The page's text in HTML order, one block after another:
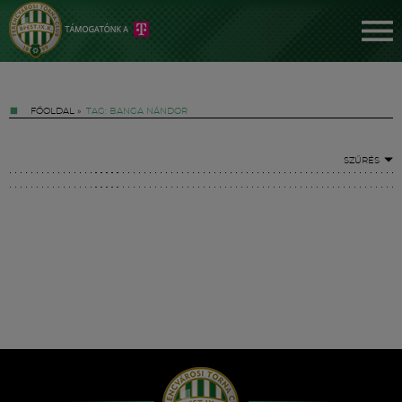
FŐOLDAL » TAG: BANGA NÁNDOR
SZŰRÉS
Hírek